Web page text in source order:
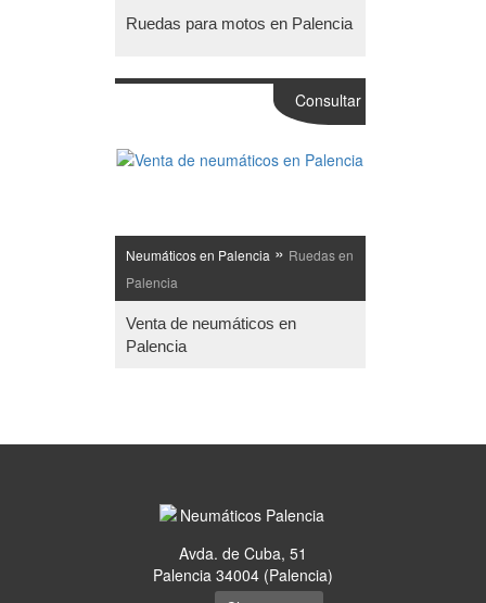
Ruedas para motos en Palencia
Neumáticos en Palencia » Ruedas en
Palencia
Venta de neumáticos en
Palencia
Consultar
Avda. de Cuba, 51
Palencia 34004 (Palencia)